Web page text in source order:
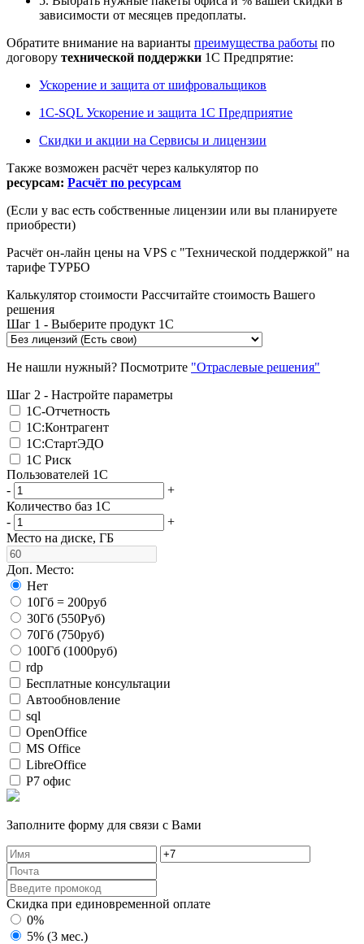
зависимости от месяцев предоплаты.
Обратите внимание на варианты преимущества работы по
договору технической поддержки 1С Предпрятие:
Ускорение и защита от шифровальщиков
1С-SQL Ускорение и защита 1С Предприятие
Скидки и акции на Сервисы и лицензии
Также возможен расчёт через калькулятор по
ресурсам: Расчёт по ресурсам
(Если у вас есть собственные лицензии или вы планируете
приобрести)
Расчёт он-лайн цены на VPS с "Технической поддержкой" на
тарифе ТУРБО
Калькулятор стоимости Рассчитайте стоимость Вашего
решения
Шаг 1 - Выберите продукт 1С
Не нашли нужный? Посмотрите "Отраслевые решения"
Шаг 2 - Настройте параметры
1С-Отчетность
1С:Контрагент
1С:СтартЭДО
1С Риск
Пользователей 1С
-
+
Количество баз 1С
-
+
Место на диске, ГБ
Доп. Место:
Нет
10Гб = 200руб
30Гб (550Руб)
70Гб (750руб)
100Гб (1000руб)
rdp
Бесплатные консультации
Автообновление
sql
OpenOffice
MS Office
LibreOffice
Р7 офис
Заполните форму для связи с Вами
Скидка при единовременной оплате
0%
5% (3 мес.)